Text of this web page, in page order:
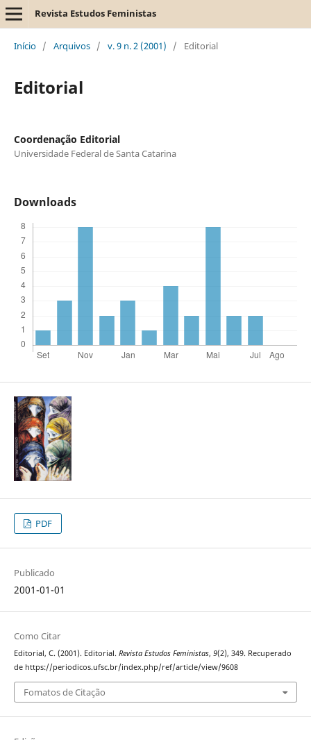
Revista Estudos Feministas
Início / Arquivos / v. 9 n. 2 (2001) / Editorial
Editorial
Coordenação Editorial
Universidade Federal de Santa Catarina
Downloads
PDF
Publicado
2001-01-01
Como Citar
Editorial, C. (2001). Editorial. Revista Estudos Feministas, 9(2), 349. Recuperado
de https://periodicos.ufsc.br/index.php/ref/article/view/9608
Fomatos de Citação